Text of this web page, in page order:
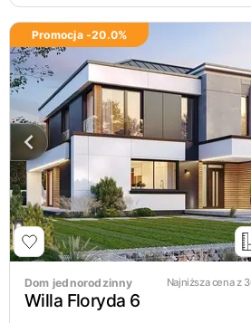
Promocja -20.0%
Dom jednorodzinny Najniższa cena z
Willa Floryda 6